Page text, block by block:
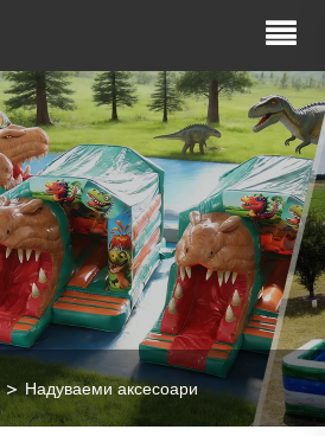
Надуваеми аксесоари